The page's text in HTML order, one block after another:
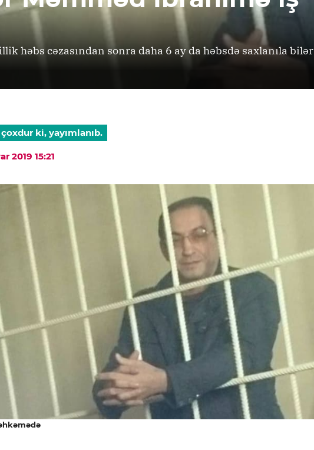
həbs cəzasından sonra daha 6 ay da həbsdə saxlanıla bilər
ki, yayımlanıb.
2019 15:21